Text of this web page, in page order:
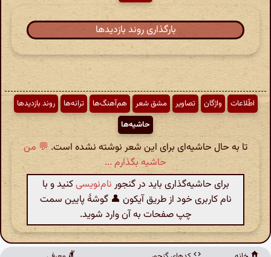
بارگذاری روند بازدیدها
اطّلاعات واژگان تصاویر مشق شعر هم‌آهنگ‌ها ترانه‌ها
روند بازدیدها
حاشیه‌ها
تا به حال حاشیه‌ای برای این شعر نوشته نشده است. 💬 من
حاشیه بگذارم ...
برای حاشیه‌گذاری باید در گنجور نام‌نویسیکنید و با
نام کاربری خود از طریق آیکون 👤 گوشهٔ پایین سمت
چپ صفحات به آن وارد شوید.